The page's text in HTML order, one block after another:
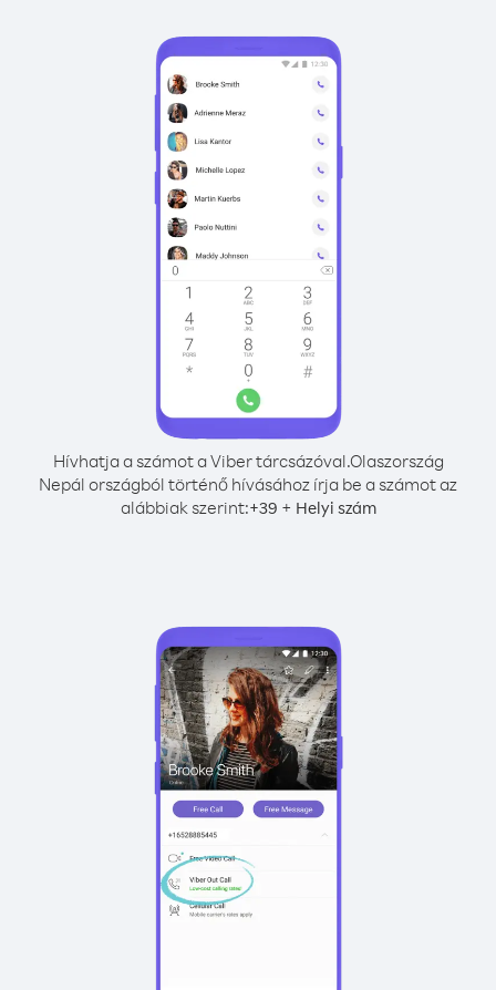
Hívhatja a számot a Viber tárcsázóval.Olaszország
Nepál országból történő hívásához írja be a számot az
alábbiak szerint:+39 + Helyi szám